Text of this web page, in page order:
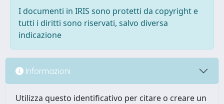
I documenti in IRIS sono protetti da copyright e
tutti i diritti sono riservati, salvo diversa
indicazione
Informazioni
Utilizza questo identificativo per citare o creare un